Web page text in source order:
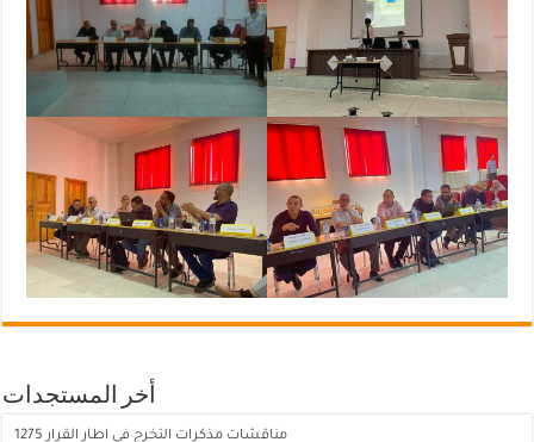
أخر المستجدات
مناقشات مذكرات التخرج في اطار القرار 1275